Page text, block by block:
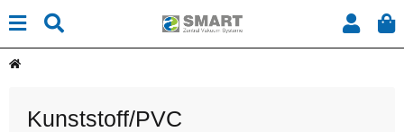
Kunststoff/PVC